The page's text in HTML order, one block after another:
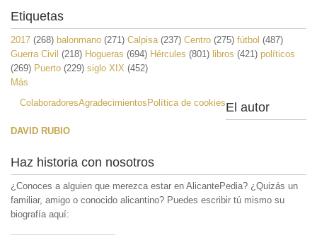
Etiquetas
2017 (268) balonmano (271) Calpisa(237) Centro (275) fútbol (487)
Guerra Civil (218) Hogueras (694) Hércules (801) libros (421) políticos
(269) Puerto (229) siglo XIX (452)
Más
ColaboradoresAgradecimientosPolítica de cookiesEl autor
DAVID RUBIO
Haz historia con nosotros
¿Conoces a alguien que merezca estar en AlicantePedia? ¿Quizás un
familiar, amigo o conocido alicantino? Puedes escribir tú mismo su
biografía aquí: